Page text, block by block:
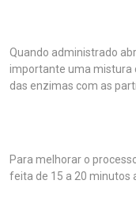
Quando administrado
importante uma mistura
das enzimas com as
Para melhorar o
feita de 15 a 20 minutos